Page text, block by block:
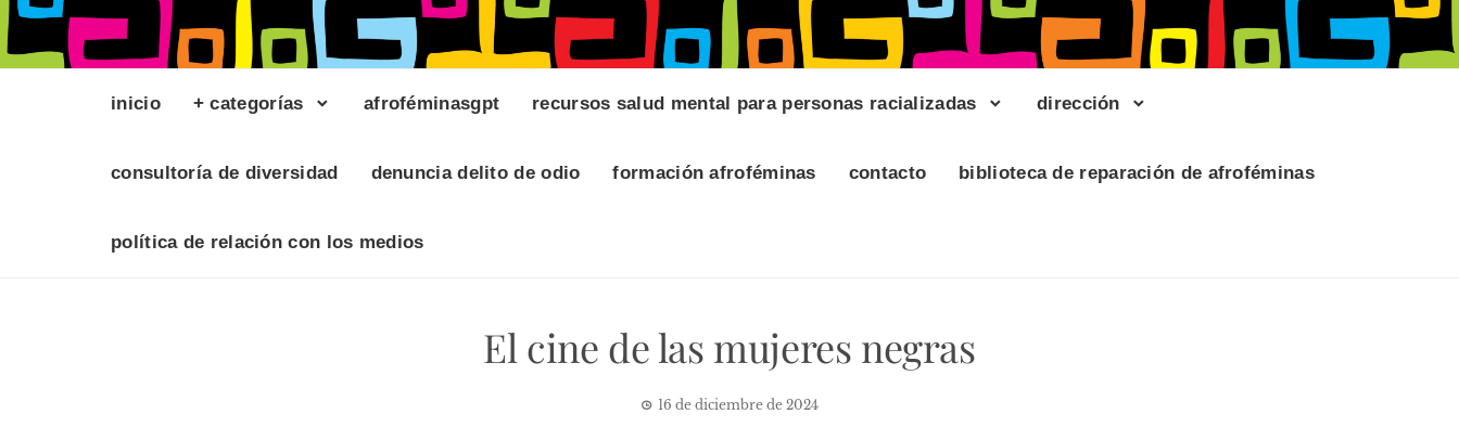
inicio + categorías afroféminasgpt recursos salud mental para personas racializadas dirección
consultoría de diversidad denuncia delito de odio formación afroféminas contacto biblioteca de reparación de afroféminas
política de relación con los medios
El cine de las mujeres negras
16 de diciembre de 2024